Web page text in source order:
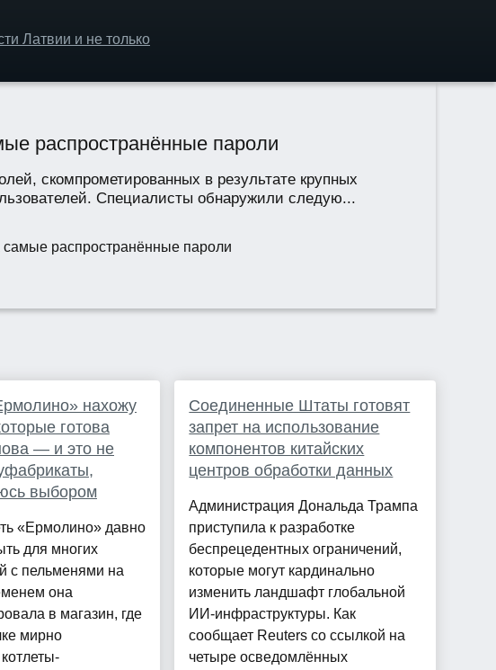
Латвии и не только
распространённые пароли
скомпрометированных в результате крупных
Специалисты обнаружили следую...
нахожу
готова
— и это не
выбором
«Ермолино» давно
для многих
с пельменями на
она
в магазин, где
мирно
Соединенные Штаты готовят
запрет на использование
компонентов китайских
центров обработки данных
Администрация Дональда Трампа
приступила к разработке
беспрецедентных ограничений,
которые могут кардинально
изменить ландшафт глобальной
ИИ-инфраструктуры. Как
сообщает Reuters со ссылкой на
четыре осведомлённых